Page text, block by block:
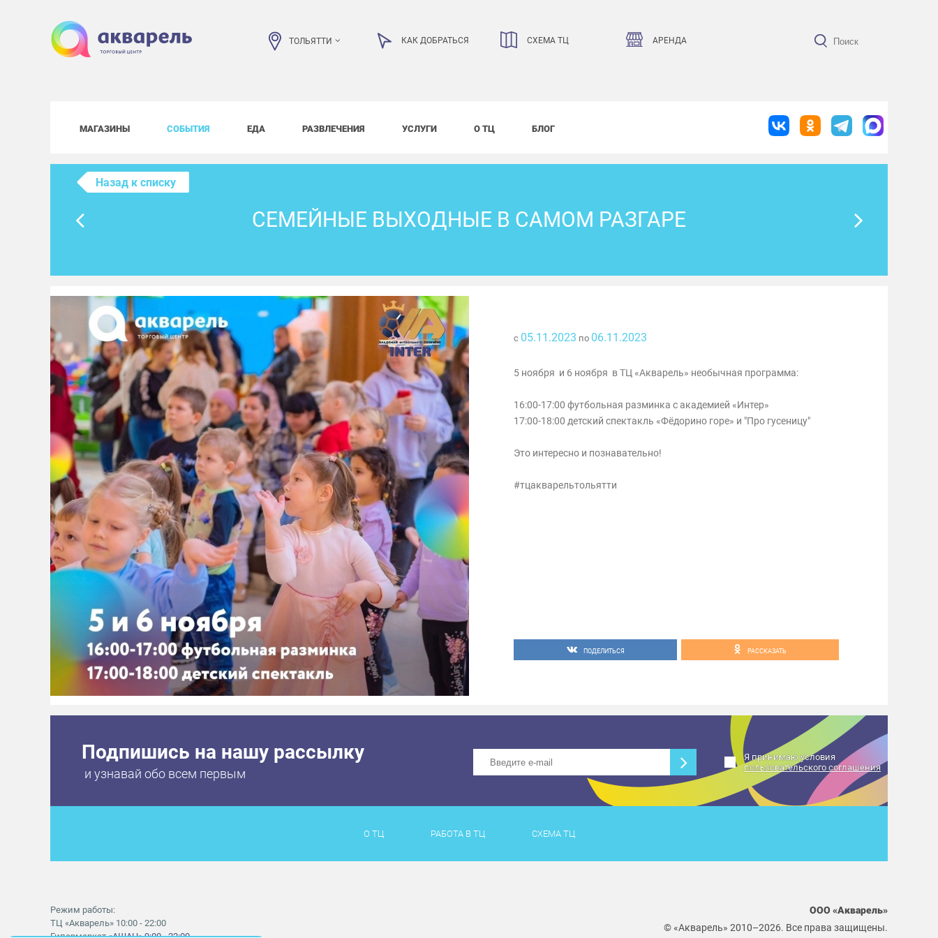
ТОЛЬЯТТИ КАК ДОБРАТЬСЯ СХЕМА ТЦ АРЕНДА
МАГАЗИНЫ СОБЫТИЯ ЕДА РАЗВЛЕЧЕНИЯ УСЛУГИ О ТЦ БЛОГ
Назад к списку
СЕМЕЙНЫЕ ВЫХОДНЫЕ В САМОМ РАЗГАРЕ
с 05.11.2023 по 06.11.2023
5 ноября и 6 ноября в ТЦ «Акварель» необычная программа:
16:00-17:00 футбольная разминка с академией «Интер»
17:00-18:00 детский спектакль «Фёдорино горе» и "Про гусеницу"
Это интересно и познавательно!
#тцакварельтольятти
ПОДЕЛИТЬСЯ РАССКАЗАТЬ
Подпишись на нашу рассылку
и узнавай обо всем первым
Я принимаю условия
пользовательского соглашения
О ТЦ РАБОТА В ТЦ СХЕМА ТЦ
Режим работы:
ТЦ «Акварель» 10:00 - 22:00
ООО «Акварель»
© «Акварель» 2010–2026. Все права защищены.